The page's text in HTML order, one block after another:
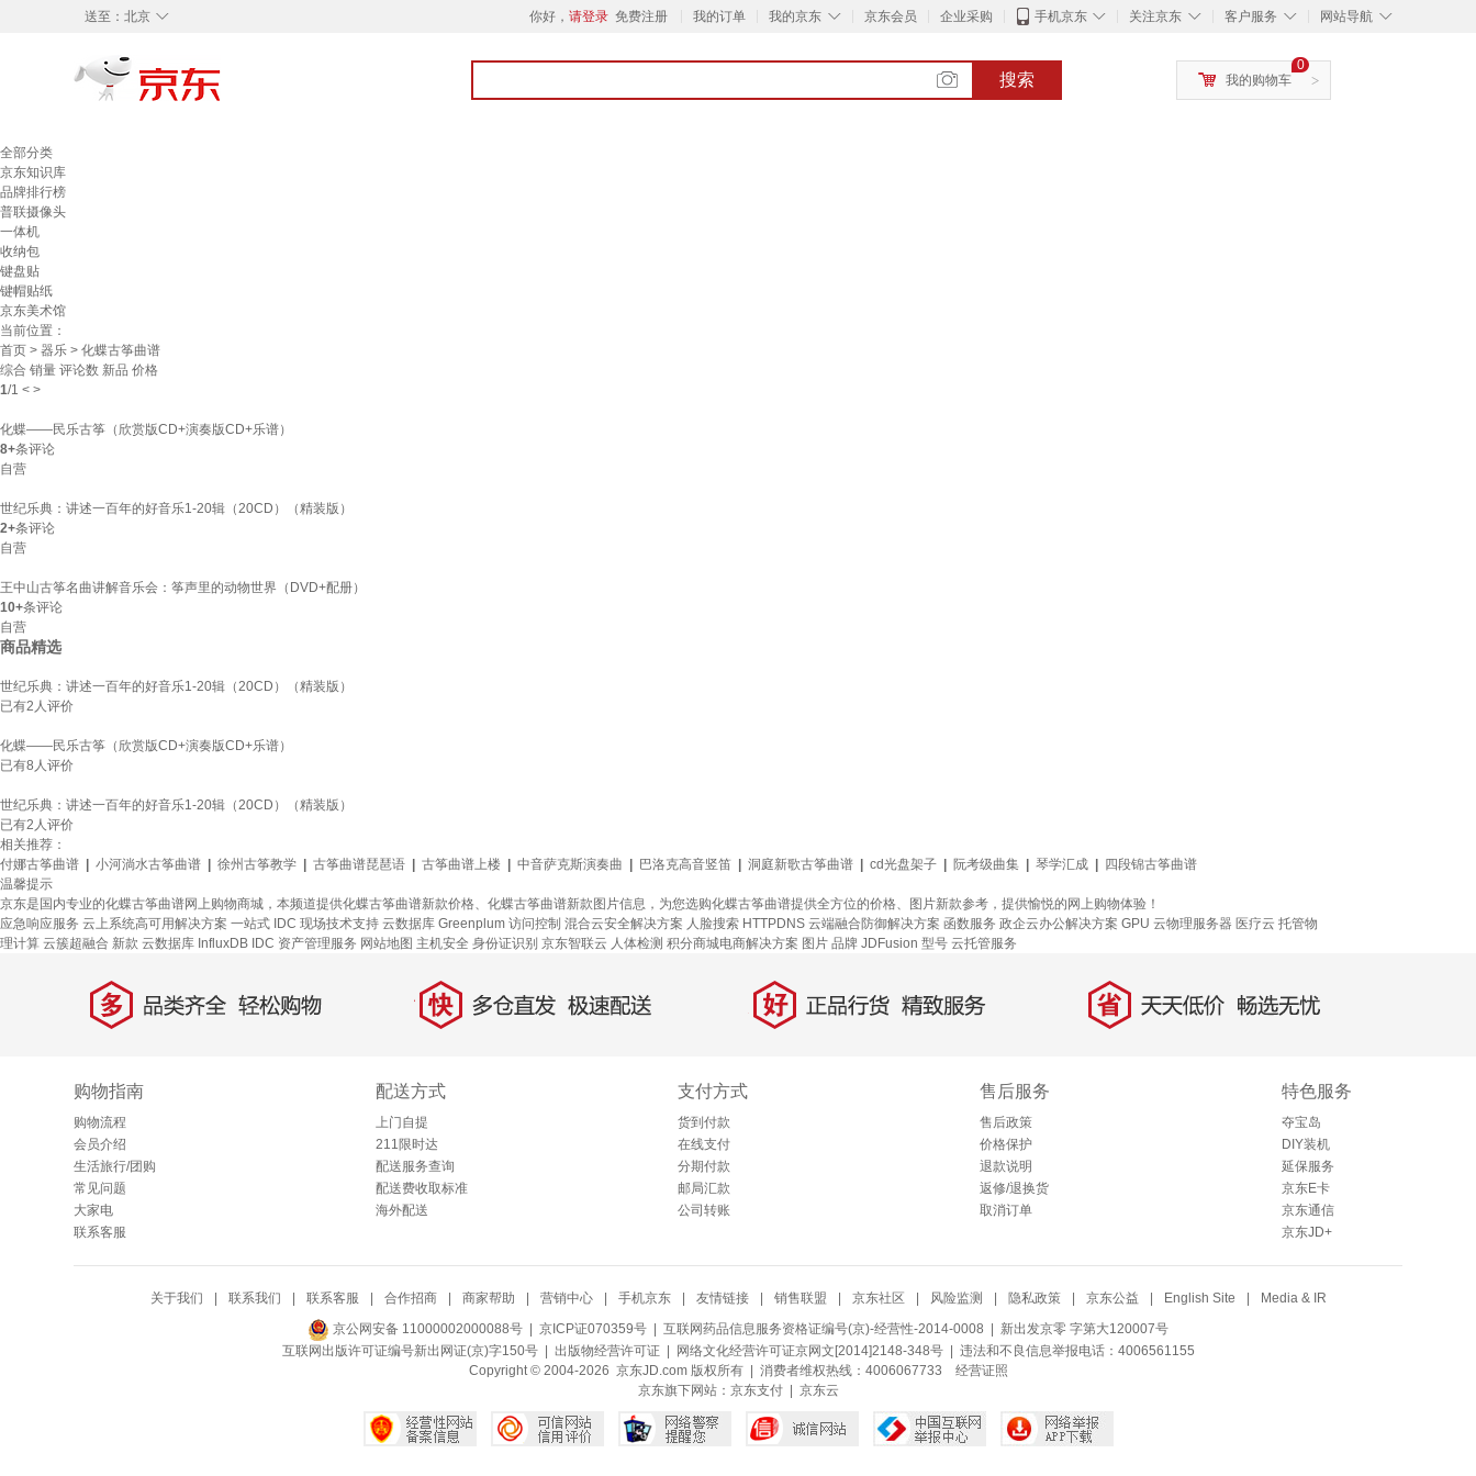
◇
送至： 北京 你好， 请登录 免费注册 我的订单 ◇
我的京东 京东会员 企业采购 ◇
手机京东 ◇
关注京东 ◇
客户服务 ◇
网站导航
搜索 >
0
我的购物车
全部分类
京东知识库
品牌排行榜
普联摄像头
一体机
收纳包
键盘贴
键帽贴纸
京东美术馆
当前位置：
首页 > 器乐 > 化蝶古筝曲谱
综合 销量 评论数 新品 价格
1/1 < >
化蝶——民乐古筝（欣赏版CD+演奏版CD+乐谱）
8+条评论
自营
世纪乐典：讲述一百年的好音乐1-20辑（20CD）（精装版）
2+条评论
自营
王中山古筝名曲讲解音乐会：筝声里的动物世界（DVD+配册）
10+条评论
自营
商品精选
世纪乐典：讲述一百年的好音乐1-20辑（20CD）（精装版）
已有2 人评价
化蝶——民乐古筝（欣赏版CD+演奏版CD+乐谱）
已有8 人评价
世纪乐典：讲述一百年的好音乐1-20辑（20CD）（精装版）
已有2 人评价
相关推荐：
付娜古筝曲谱
小河淌水古筝曲谱 徐州古筝教学 古筝曲谱琵琶语 古筝曲谱上楼 中音萨克斯演奏曲 巴洛克高音竖笛 洞庭新歌古筝曲谱 cd光盘架子 阮考级曲集 琴学汇成
四段锦古筝曲谱
温馨提示
京东是国内专业的化蝶古筝曲谱网上购物商城，本频道提供化蝶古筝曲谱新款价格、化蝶古筝曲谱新款图片信息，为您选购化蝶古筝曲谱提供全方位的价格、图片新款参考，提供愉悦的网上购物体验！
应急响应服务 云上系统高可用解决方案 一站式 IDC 现场技术支持 云数据库 Greenplum 访问控制 混合云安全解决方案 人脸搜索 HTTPDNS 云端融合防御解决方案 函数服务 政企云办公解决方案 GPU 云物理服务器 医疗云 托管物
理计算 云簇超融合 新款 云数据库 InfluxDB IDC 资产管理服务 网站地图 主机安全 身份证识别 京东智联云 人体检测 积分商城电商解决方案 图片 品牌 JDFusion 型号 云托管服务
多 品类齐全，轻松购物 快 多仓直发，极速配送 好 正品行货，精致服务 省 天天低价，畅选无忧
购物指南
购物流程
会员介绍
生活旅行/团购
常见问题
大家电
联系客服
配送方式
上门自提
211限时达
配送服务查询
配送费收取标准
海外配送
支付方式
货到付款
在线支付
分期付款
邮局汇款
公司转账
售后服务
售后政策
价格保护
退款说明
返修/退换货
取消订单
特色服务
夺宝岛
DIY装机
延保服务
京东E卡
京东通信
京东JD+
关于我们 联系我们 联系客服 合作招商 商家帮助 营销中心 手机京东 友情链接 销售联盟 京东社区 风险监测 隐私政策 京东公益 English Site Media & IR
京公网安备 11000002000088号 | 京ICP证070359号 | 互联网药品信息服务资格证编号(京)-经营性-2014-0008 | 新出发京零 字第大120007号
互联网出版许可证编号新出网证(京)字150号 | 出版物经营许可证| 网络文化经营许可证京网文[2014]2148-348号| 违法和不良信息举报电话：4006561155
Copyright © 2004-2026 京东JD.com 版权所有 | 消费者维权热线：4006067733 经营证照
京东旗下网站： 京东支付| 京东云